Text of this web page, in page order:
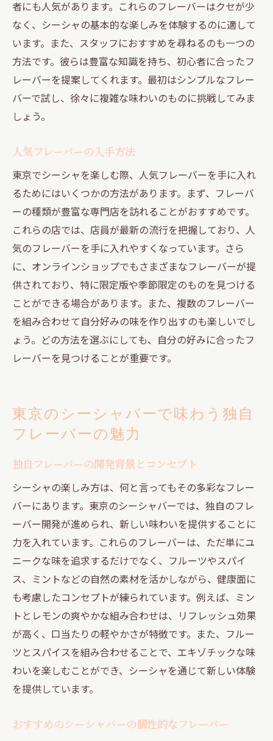
者にも人気があります。これらのフレーバーはクセが少
なく、シーシャの基本的な楽しみを体験するのに適して
います。また、スタッフにおすすめを尋ねるのも一つの
方法です。彼らは豊富な知識を持ち、初心者に合ったフ
レーバーを提案してくれます。最初はシンプルなフレー
バーで試し、徐々に複雑な味わいのものに挑戦してみま
しょう。
人気フレーバーの入手方法
東京でシーシャを楽しむ際、人気フレーバーを手に入れ
るためにはいくつかの方法があります。まず、フレーバ
ーの種類が豊富な専門店を訪れることがおすすめです。
これらの店では、店員が最新の流行を把握しており、人
気のフレーバーを手に入れやすくなっています。さら
に、オンラインショップでもさまざまなフレーバーが提
供されており、特に限定版や季節限定のものを見つける
ことができる場合があります。また、複数のフレーバー
を組み合わせて自分好みの味を作り出すのも楽しいでし
ょう。どの方法を選ぶにしても、自分の好みに合ったフ
レーバーを見つけることが重要です。
東京のシーシャバーで味わう独自
フレーバーの魅力
独自フレーバーの開発背景とコンセプト
シーシャの楽しみ方は、何と言ってもその多彩なフレー
バーにあります。東京のシーシャバーでは、独自のフレ
ーバー開発が進められ、新しい味わいを提供することに
力を入れています。これらのフレーバーは、ただ単にユ
ニークな味を追求するだけでなく、フルーツやスパイ
ス、ミントなどの自然の素材を活かしながら、健康面に
も考慮したコンセプトが練られています。例えば、ミン
トとレモンの爽やかな組み合わせは、リフレッシュ効果
が高く、口当たりの軽やかさが特徴です。また、フルー
ツとスパイスを組み合わせることで、エキゾチックな味
わいを楽しむことができ、シーシャを通じて新しい体験
を提供しています。
おすすめのシーシャバーの個性的なフレーバー